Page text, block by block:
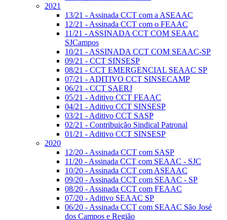
2021
13/21 - Assinada CCT com a ASEAAC
12/21 - Assinada CCT com o FEAAC
11/21 - ASSINADA CCT COM SEAAC
SJCampos
10/21 - ASSINADA CCT COM SEAAC-SP
09/21 - CCT SINSESP
08/21 - CCT EMERGENCIAL SEAAC SP
07/21 - ADITIVO CCT SINSECAMP
06/21 - CCT SAERJ
05/21 - Aditivo CCT FEAAC
04/21 - Aditivo CCT SINSESP
03/21 - Aditivo CCT SASP
02/21 - Contribuição Sindical Patronal
01/21 - Aditivo CCT SINSESP
2020
12/20 - Assinada CCT com SASP
11/20 - Assinada CCT com SEAAC - SJC
10/20 - Assinada CCT com ASEAAC
09/20 - Assinada CCT com SEAAC - SP
08/20 - Assinada CCT com FEAAC
07/20 - Aditivo SEAAC SP
06/20 - Assinada CCT com SEAAC São José
dos Campos e Região